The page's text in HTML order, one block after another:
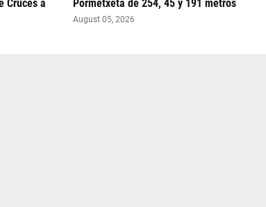
Cruces a
Pormetxeta de 254, 45 y 191 metros
August 05, 2026